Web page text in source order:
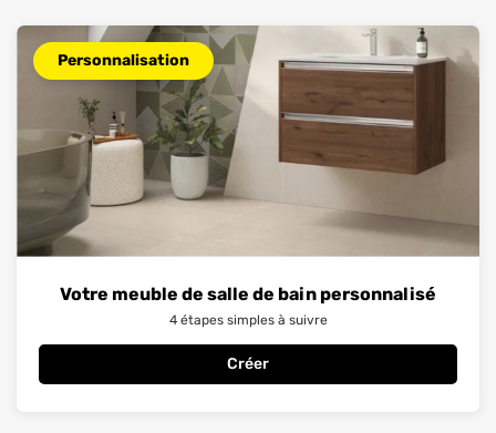
Personnalisation
Votre meuble de salle de bain personnalisé
4 étapes simples à suivre
Créer